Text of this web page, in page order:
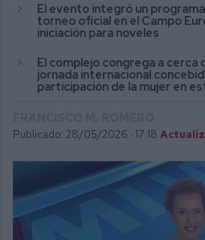
El evento integró un
torneo oficial en el Campo
iniciación para noveles
El complejo congrega a cerca
jornada internacional
participación de la mujer en
Publicado: 28/05/2026 · 17:18